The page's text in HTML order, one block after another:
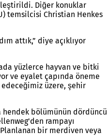
Diğer konuklar
temsilcisi Christian Henkes
attık,” diye açıklıyor
yüzlerce hayvan ve bitki
ve eyalet çapında öneme
üzere, şehir
hendek bölümünün dördüncü
rampayı
bir merdiven veya